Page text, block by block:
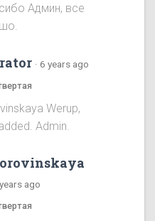
Админ, все
· 6 years ago
Werup,
Admin.
ago